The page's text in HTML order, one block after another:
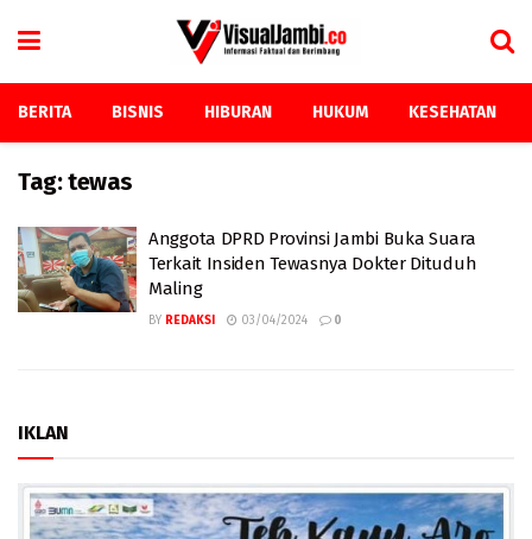
BERITA BISNIS HIBURAN HUKUM KESEHATAN
Tag:tewas
Anggota DPRD Provinsi Jambi Buka Suara
Terkait Insiden Tewasnya Dokter Dituduh
Maling
BY REDAKSI 03/04/2024 0
IKLAN